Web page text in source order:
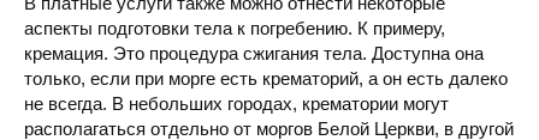
аспекты подготовки тела к погребению. К примеру,
кремация. Это процедура сжигания тела. Доступна она
только, если при морге есть крематорий, а он есть далеко
не всегда. В небольших городах, крематории могут
располагаться отдельно от моргов Белой Церкви, в другой